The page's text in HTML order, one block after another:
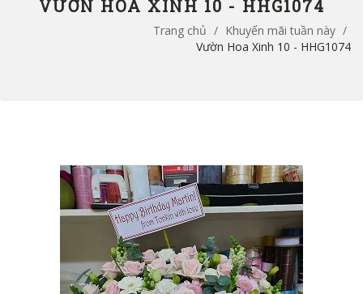
VƯỜN HOA XINH 10 - HHG1074
Trang chủ / Khuyến mãi tuần này /
Vườn Hoa Xinh 10 - HHG1074